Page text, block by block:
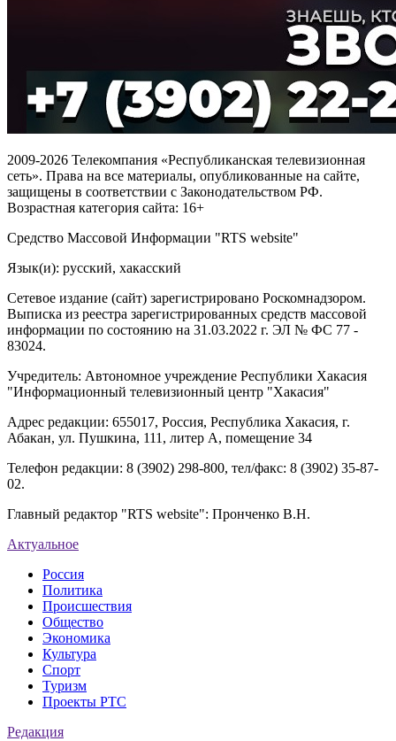
2009-2026 Телекомпания «Республиканская телевизионная
сеть». Права на все материалы, опубликованные на сайте,
защищены в соответствии с Законодательством РФ.
Возрастная категория сайта: 16+
Средство Массовой Информации "RTS website"
Язык(и): русский, хакасский
Сетевое издание (сайт) зарегистрировано Роскомнадзором.
Выписка из реестра зарегистрированных средств массовой
информации по состоянию на 31.03.2022 г. ЭЛ № ФС 77 -
83024.
Учредитель: Автономное учреждение Республики Хакасия
"Информационный телевизионный центр "Хакасия"
Адрес редакции: 655017, Россия, Республика Хакасия, г.
Абакан, ул. Пушкина, 111, литер А, помещение 34
Телефон редакции: 8 (3902) 298-800, тел/факс: 8 (3902) 35-87-
02.
Главный редактор "RTS website": Пронченко В.Н.
Актуальное
Россия
Политика
Происшествия
Общество
Экономика
Культура
Спорт
Туризм
Проекты РТС
Редакция